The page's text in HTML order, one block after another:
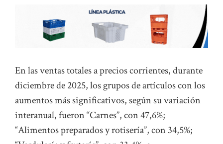
En las ventas totales a precios corrientes, durante
diciembre de 2025, los grupos de artículos con los
aumentos más significativos, según su variación
interanual, fueron “Carnes”, con 47,6%;
“Alimentos preparados y rotisería”, con 34,5%;